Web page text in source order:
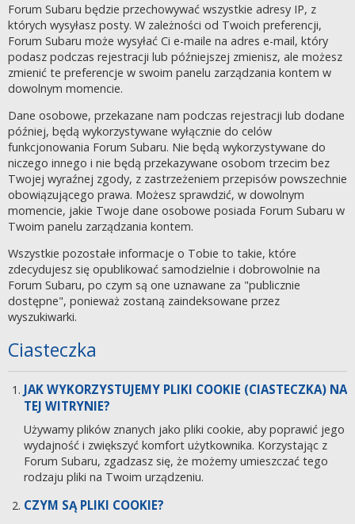
Forum Subaru będzie przechowywać wszystkie adresy IP, z
których wysyłasz posty. W zależności od Twoich preferencji,
Forum Subaru może wysyłać Ci e-maile na adres e-mail, który
podasz podczas rejestracji lub późniejszej zmienisz, ale możesz
zmienić te preferencje w swoim panelu zarządzania kontem w
dowolnym momencie.
Dane osobowe, przekazane nam podczas rejestracji lub dodane
później, będą wykorzystywane wyłącznie do celów
funkcjonowania Forum Subaru. Nie będą wykorzystywane do
niczego innego i nie będą przekazywane osobom trzecim bez
Twojej wyraźnej zgody, z zastrzeżeniem przepisów powszechnie
obowiązującego prawa. Możesz sprawdzić, w dowolnym
momencie, jakie Twoje dane osobowe posiada Forum Subaru w
Twoim panelu zarządzania kontem.
Wszystkie pozostałe informacje o Tobie to takie, które
zdecydujesz się opublikować samodzielnie i dobrowolnie na
Forum Subaru, po czym są one uznawane za "publicznie
dostępne", ponieważ zostaną zaindeksowane przez
wyszukiwarki.
Ciasteczka
JAK WYKORZYSTUJEMY PLIKI COOKIE (CIASTECZKA) NA
TEJ WITRYNIE?
Używamy plików znanych jako pliki cookie, aby poprawić jego
wydajność i zwiększyć komfort użytkownika. Korzystając z
Forum Subaru, zgadzasz się, że możemy umieszczać tego
rodzaju pliki na Twoim urządzeniu.
CZYM SĄ PLIKI COOKIE?